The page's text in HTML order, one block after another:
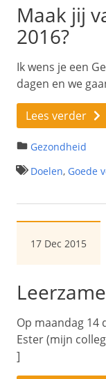
Maak jij
2016?
Ik wens je een
dagen en we
Lees verder
Gezondheid
Doelen, Goede
17 Dec 2015
Op maandag 14
Ester (mijn
]